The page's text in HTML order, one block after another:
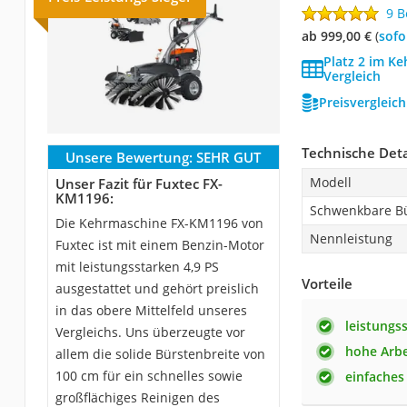
9
ab 999,00 €(
Platz 2 im
Vergleich
Unsere Bewertung: SEHR GUT
Unser Fazit für Fuxtec FX-
KM1196:
Die Kehrmaschine FX-KM1196 von
Fuxtec ist mit einem Benzin-Motor
mit leistungsstarken 4,9 PS
ausgestattet und gehört preislich
in das obere Mittelfeld unseres
Vergleichs. Uns überzeugte vor
allem die solide Bürstenbreite von
100 cm für ein schnelles sowie
großflächiges Reinigen des
Technische
Modell
Schwenkbare
Nennleistung
Vorteile
hohe